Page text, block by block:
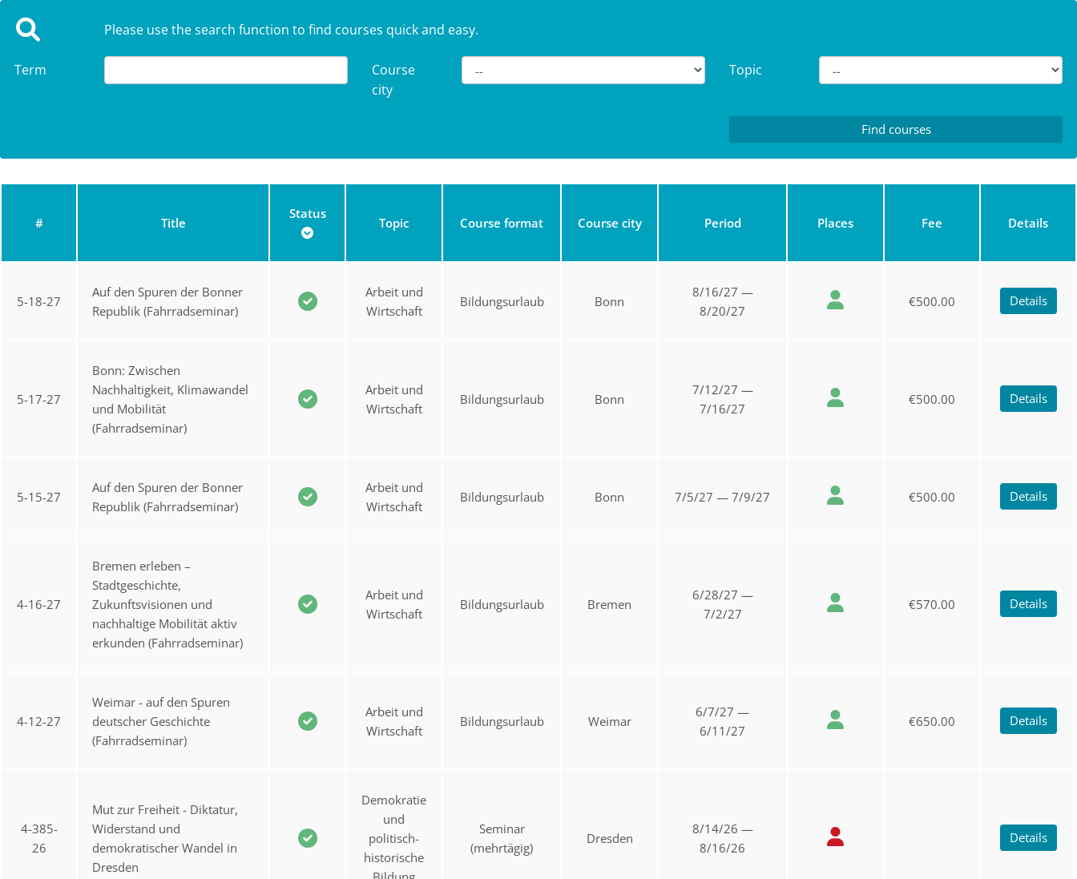
Please use the search function to find courses quick and easy.
Term
Course
city
Topic
# Title
Status
Topic Course format Course city Period Places Fee Details
5-18-27
Auf den Spuren der Bonner
Republik (Fahrradseminar)
Arbeit und
Wirtschaft
Bildungsurlaub Bonn
8/16/27 —
8/20/27
€500.00 Details
5-17-27
Bonn: Zwischen
Nachhaltigkeit, Klimawandel
und Mobilität
(Fahrradseminar)
Arbeit und
Wirtschaft
Bildungsurlaub Bonn
7/12/27 —
7/16/27
€500.00 Details
5-15-27
Auf den Spuren der Bonner
Republik (Fahrradseminar)
Arbeit und
Wirtschaft
Bildungsurlaub Bonn 7/5/27 — 7/9/27 €500.00 Details
4-16-27
Bremen erleben –
Stadtgeschichte,
Zukunftsvisionen und
nachhaltige Mobilität aktiv
erkunden (Fahrradseminar)
Arbeit und
Wirtschaft
Bildungsurlaub Bremen
6/28/27 —
7/2/27
€570.00 Details
4-12-27
Weimar - auf den Spuren
deutscher Geschichte
(Fahrradseminar)
Arbeit und
Wirtschaft
Bildungsurlaub Weimar
6/7/27 —
6/11/27
€650.00 Details
4-385-
26
Mut zur Freiheit - Diktatur,
Widerstand und
demokratischer Wandel in
Dresden
Demokratie
und
politisch-
historische
Seminar
(mehrtägig)
Dresden
8/14/26 —
8/16/26
Details